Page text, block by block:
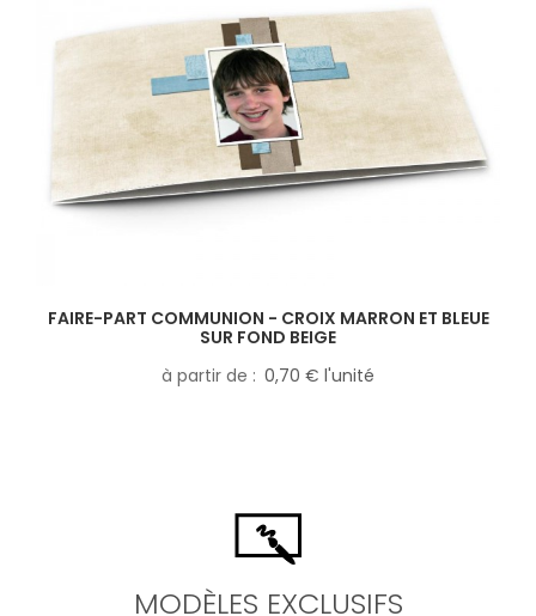
FAIRE-PART COMMUNION - CROIX MARRON ET BLEUE
SUR FOND BEIGE
à partir de
0,70 € l'unité
MODÈLES EXCLUSIFS